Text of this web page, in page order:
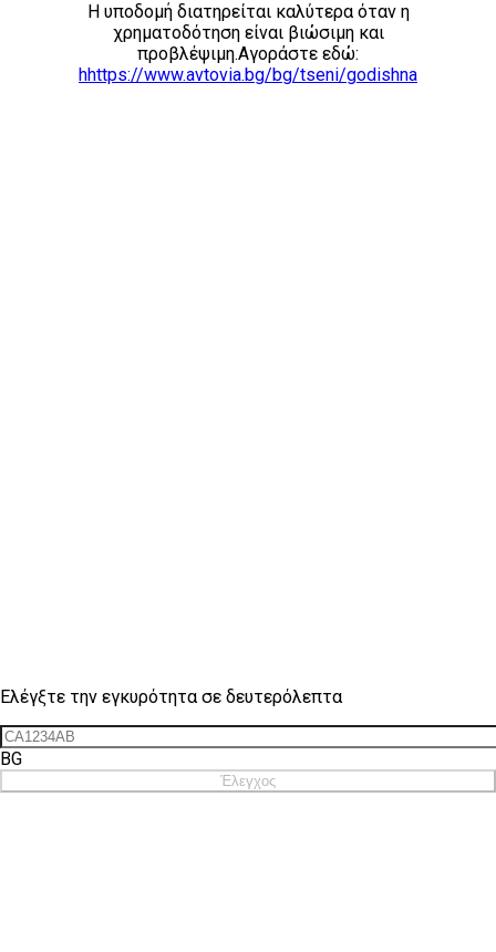
Η υποδομή διατηρείται καλύτερα όταν η
χρηματοδότηση είναι βιώσιμη και
προβλέψιμη.Αγοράστε εδώ:
hhttps://www.avtovia.bg/bg/tseni/godishna
Ελέγξτε την εγκυρότητα σε δευτερόλεπτα
BG
Έλεγχος